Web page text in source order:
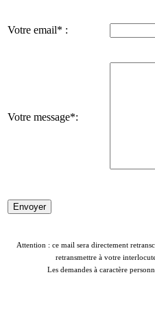
Votre email* :
Votre message*:
Attention : ce mail sera directement
retransmettre à votre
Les demandes à caractère